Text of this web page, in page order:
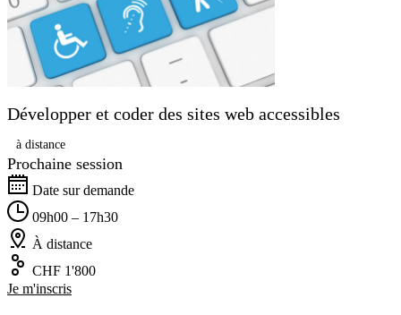
Développer et coder des sites web accessibles
à distance
Prochaine session
Date sur demande
09h00 – 17h30
À distance
CHF 1'800
Je m'inscris